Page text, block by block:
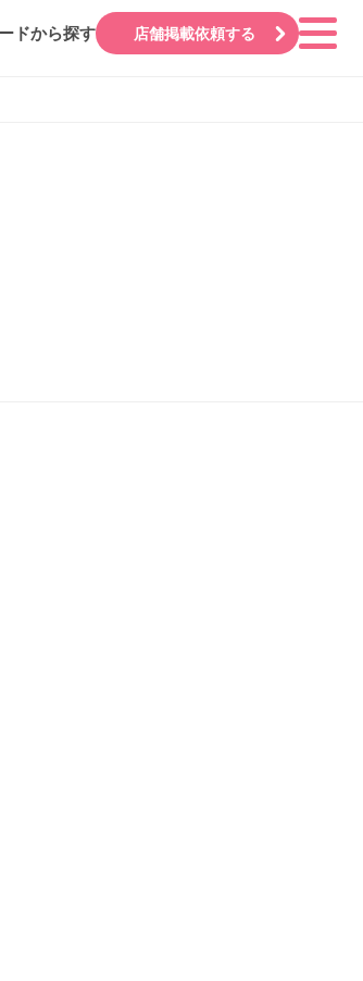
ドから探す 店舗掲載依頼する